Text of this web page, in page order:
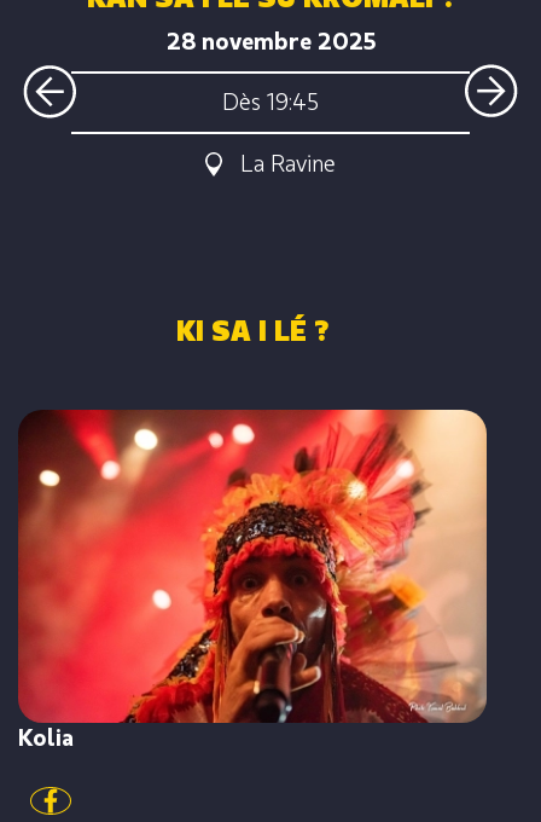
28 novembre 2025
Dès 19:45
La Ravine
KI SA I LÉ ?
Kolia